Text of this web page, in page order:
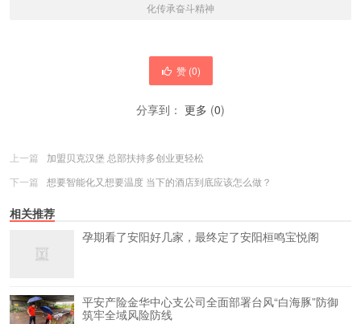
化传承奋斗精神
赞 (0)
分享到： 更多 (0)
上一篇
加盟贝克汉堡 总部扶持多创业更轻松
下一篇
想要智能化又想要温度 当下的酒店到底应该怎么做？
相关推荐
孕期看了安阳好几家，最终定了安阳桓鸣宝悦阁
平安产险金华中心支公司全面部署台风“白海豚”防御
筑牢全域风险防线